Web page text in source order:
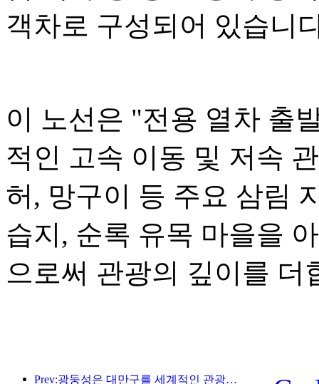
객차로 구성되어 있습니
이 노선은 "전용 열차 출
적인 고속 이동 및 저속
허, 망구이 등 주요 삼림
습지, 순록 유목 마을을
으로써 관광의 깊이를 더
Prev:광둥성은 대만구를 세계적인 관광지로 만들기 위한 서비스 산업 역량 확충 계획을 발표했습니다.